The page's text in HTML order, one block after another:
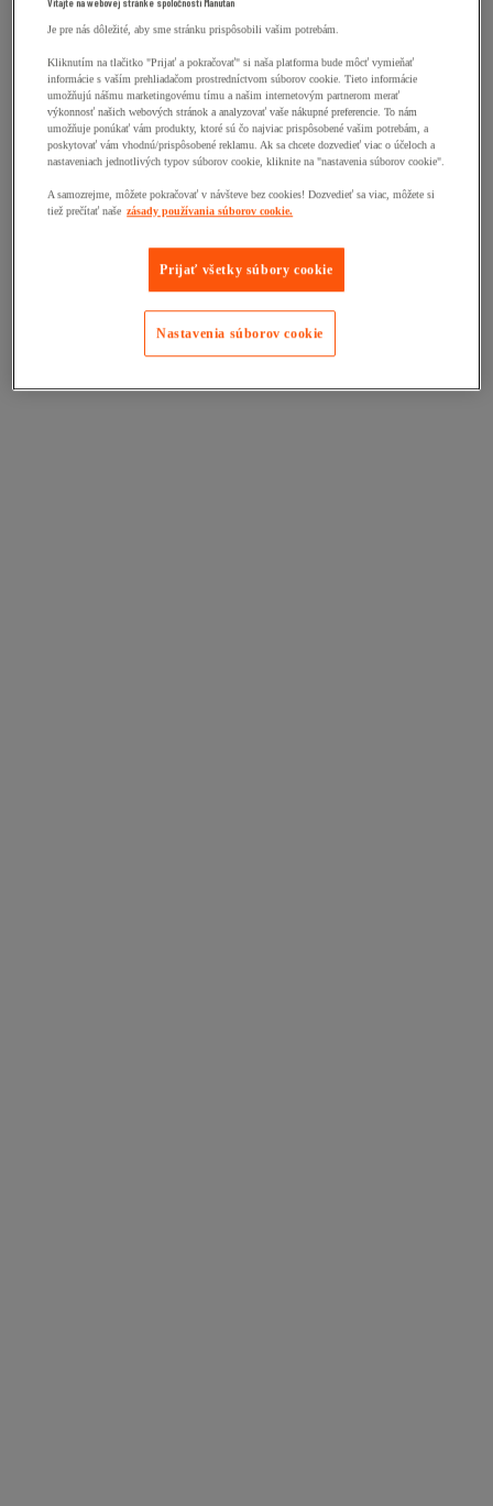
Vitajte na webovej stránke spoločnosti Manutan
Je pre nás dôležité, aby sme stránku prispôsobili vašim potrebám.
Kliknutím na tlačitko "Prijať a pokračovať" si naša platforma bude môcť vymieňať
informácie s vaším prehliadačom prostredníctvom súborov cookie. Tieto informácie
umožňujú nášmu marketingovému tímu a našim internetovým partnerom merať
výkonnosť našich webových stránok a analyzovať vaše nákupné preferencie. To nám
umožňuje ponúkať vám produkty, ktoré sú čo najviac prispôsobené vašim potrebám, a
poskytovať vám vhodnú/prispôsobené reklamu. Ak sa chcete dozvedieť viac o účeloch a
nastaveniach jednotlivých typov súborov cookie, kliknite na "nastavenia súborov cookie".
A samozrejme, môžete pokračovať v návšteve bez cookies! Dozvedieť sa viac, môžete si
tiež prečítať naše zásady používania súborov cookie.
Prijať všetky súbory cookie
Nastavenia súborov cookie